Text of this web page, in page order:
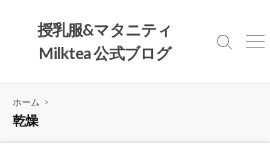
へ
プ
授乳服&マタニティ
Milktea 公式ブログ
検
メ
ホーム >
乾燥